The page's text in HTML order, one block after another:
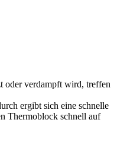
oder verdampft wird, treffen
ergibt sich eine schnelle
Thermoblock schnell auf